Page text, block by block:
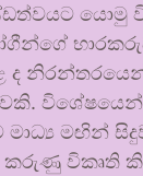
යොමු
ද
මඟින්
කරුණු විකෘති